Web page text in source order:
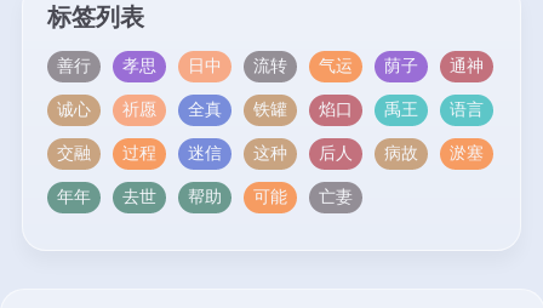
标签列表
善行 孝思 日中 流转 气运 荫子 通神
诚心 祈愿 全真 铁罐 焰口 禹王 语言
交融 过程 迷信 这种 后人 病故 淤塞
年年 去世 帮助 可能 亡妻